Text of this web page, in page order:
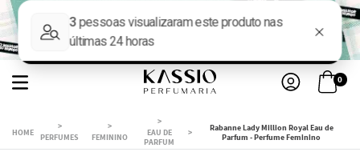
0
PERFUMES FEMININO
EAU DE
PARFUM
Rabanne Lady Million Royal Eau de
Parfum - Perfume Feminino